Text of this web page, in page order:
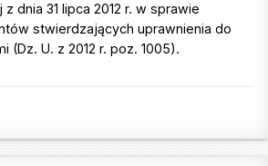
dnia 31 lipca 2012 r. w sprawie
stwierdzających uprawnienia do
(Dz. U. z 2012 r. poz. 1005).